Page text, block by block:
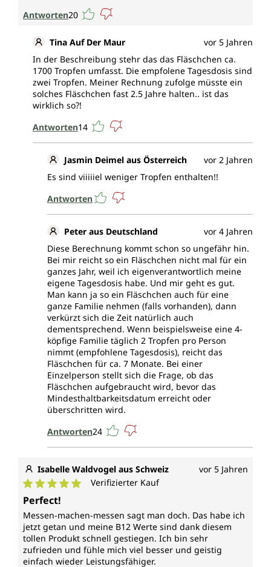
Antworten20
Tina Auf Der Maur
vor 5 Jahren
In der Beschreibung stehr das das Fläschchen ca.
1700 Tropfen umfasst. Die empfolene Tagesdosis sind
zwei Tropfen. Meiner Rechnung zufolge müsste ein
solches Fläschchen fast 2.5 Jahre halten.. ist das
wirklich so?!
Antworten14
Jasmin Deimel aus Österreich
vor 2 Jahren
Es sind viiiiiel weniger Tropfen enthalten!!
Antworten
Peter aus Deutschland
vor 4 Jahren
Diese Berechnung kommt schon so ungefähr hin.
Bei mir reicht so ein Fläschchen nicht mal für ein
ganzes Jahr, weil ich eigenverantwortlich meine
eigene Tagesdosis habe. Und mir geht es gut.
Man kann ja so ein Fläschchen auch für eine
ganze Familie nehmen (falls vorhanden), dann
verkürzt sich die Zeit natürlich auch
dementsprechend. Wenn beispielsweise eine 4-
köpfige Familie täglich 2 Tropfen pro Person
nimmt (empfohlene Tagesdosis), reicht das
Fläschchen für ca. 7 Monate. Bei einer
Einzelperson stellt sich die Frage, ob das
Fläschchen aufgebraucht wird, bevor das
Mindesthaltbarkeitsdatum erreicht oder
überschritten wird.
Antworten24
Isabelle Waldvogel aus Schweiz vor 5 Jahren
Durchschnittliche Bewertung von 5 von 5 Sternen
Verifizierter Kauf
Perfect!
Messen-machen-messen sagt man doch. Das habe ich
jetzt getan und meine B12 Werte sind dank diesem
tollen Produkt schnell gestiegen. Ich bin sehr
zufrieden und fühle mich viel besser und geistig
einfach wieder Leistungsfähiger.